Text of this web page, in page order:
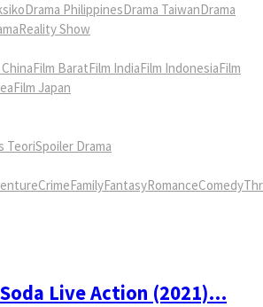
Drama PhilippinesDrama TaiwanDrama
Reality Show
Film BaratFilm IndiaFilm IndonesiaFilm
Film Japan
TeoriSpoiler Drama
CrimeFamilyFantasyRomanceComedy
Live Action (2021)…